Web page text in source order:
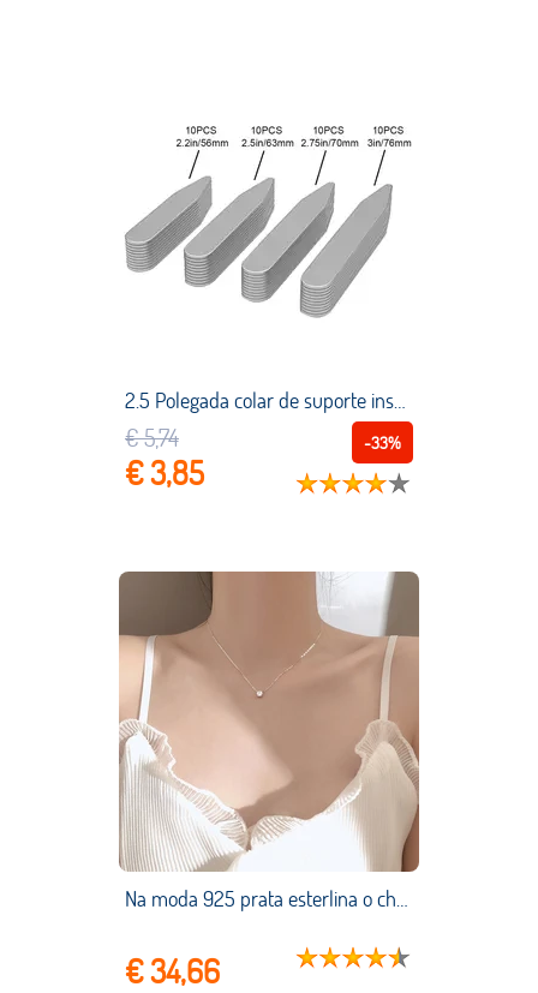
2.5 Polegada colar de suporte inserção de colar de metal fosco camisa colar transparente encaixotado inserção de bambu peça masculina camisa colar suporte
-33%
€ 5,74
€ 3,85
Na moda 925 prata esterlina o chain colar 0.3cm/0.4cm/0.5cm zircão colar para presente feminino moda verão jóias nk033
€ 34,66